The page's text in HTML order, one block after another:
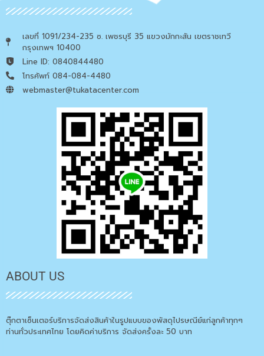
เลขที่ 1091/234-235 ซ. เพชรบุรี 35 แขวงมักกะสัน เขตราชเทวี
กรุงเทพฯ 10400
Line ID: 0840844480
โทรศัพท์ 084-084-4480
webmaster@tukatacenter.com
ABOUT US
ตุ๊กตาเซ็นเตอร์บริการจัดส่งสินค้าในรูปแบบของพัสดุไปรษณีย์แก่ลูกค้าทุกๆ
ท่านทั่วประเทศไทย โดยคิดค่าบริการ จัดส่งครั้งละ 50 บาท